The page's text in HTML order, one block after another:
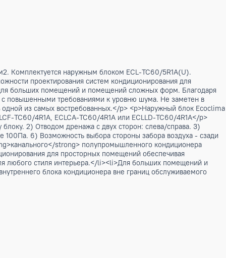
до 160м2. Комплектуется наружным блоком ECL-
возможности проектирования систем
Подходит для больших помещений и помещений
помещений с повышенными требованиями к уровню
эту модель одной из самых востребованных.</p>
ECLCF-TC60/4R1A, ECLCA-TC60/4R1A или
блоку. 2) Отводом дренажа с двух сторон:
давление 100Па. 6) Возможность выбора стороны
<strong>канального</strong> полупромышленного
кондиционирования для просторных помещений
для любого стиля интерьера.</li><li>Для
внутреннего блока кондиционера вне границ